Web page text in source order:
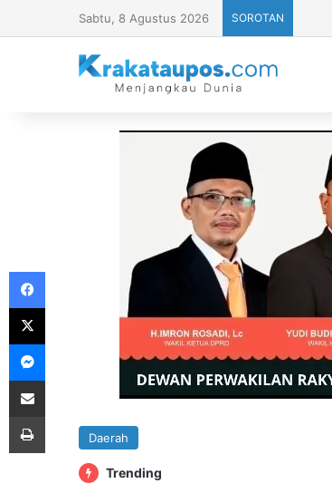
Sabtu, 8 Agustus 2026 SOROTAN
Daerah
Trending